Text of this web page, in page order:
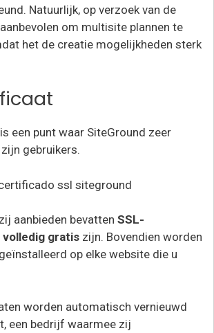
Natuurlijk, op verzoek van de
om multisite plannen te
het de creatie mogelijkheden sterk
een punt waar SiteGround zeer
gebruikers.
aanbieden bevatten SSL-
gratis zijn. Bovendien worden
op elke website die u
worden automatisch vernieuwd
een bedrijf waarmee zij